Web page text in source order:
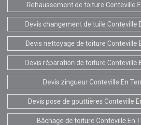
Rehaussement de toiture Conteville
Devis changement de tuile Conteville
Devis nettoyage de toiture Conteville
Devis réparation de toiture Conteville
Devis zingueur Conteville En
Devis pose de gouttières Conteville
Bâchage de toiture Conteville En